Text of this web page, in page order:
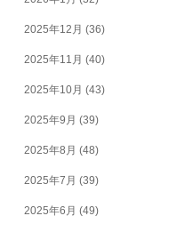
2025年12月 (36)
2025年11月 (40)
2025年10月 (43)
2025年9月 (39)
2025年8月 (48)
2025年7月 (39)
2025年6月 (49)